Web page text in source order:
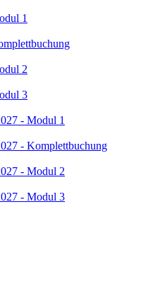
1
2
3
- Modul 1
- Komplettbuchung
- Modul 2
- Modul 3